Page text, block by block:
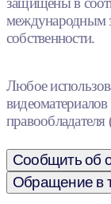
международным
собственности.
Любое
Сообщить об
Обращение в